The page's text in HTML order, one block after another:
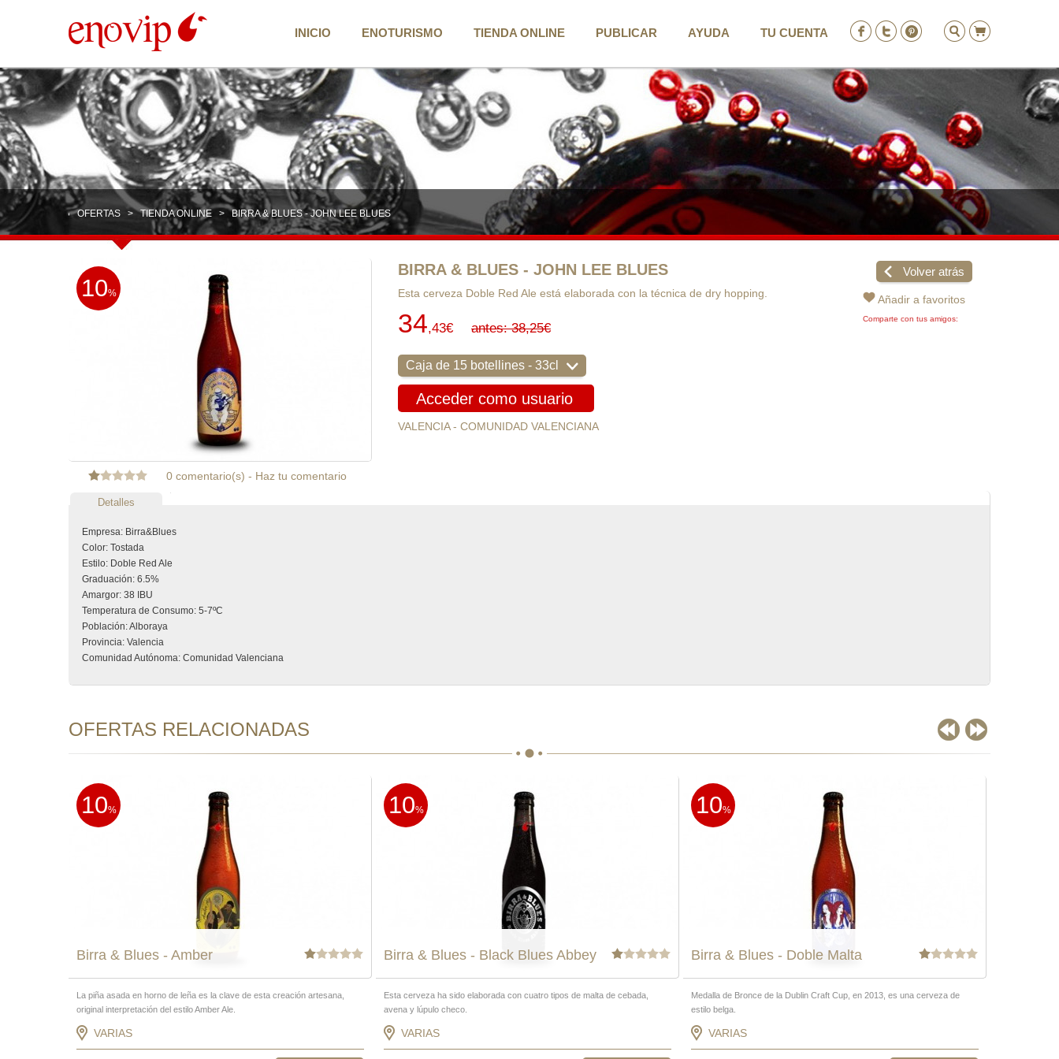
INICIO ENOTURISMO TIENDA ONLINE PUBLICAR AYUDA TU CUENTA
ENTRAR
REGISTRO
OFERTAS >TIENDA ONLINE > BIRRA & BLUES - JOHN LEE BLUES
10%
0 comentario(s) - Haz tu comentario
BIRRA & BLUES - JOHN LEE BLUES
Esta cerveza Doble Red Ale está elaborada con la técnica de dry hopping.
34,43€ antes: 38,25€
Caja de 15 botellines - 33cl
Acceder como usuario
VALENCIA - COMUNIDAD VALENCIANA
Volver atrás
Añadir a favoritos
Comparte con tus amigos:
Detalles
Empresa: Birra&Blues
Color: Tostada
Estilo: Doble Red Ale
Graduación: 6.5%
Amargor: 38 IBU
Temperatura de Consumo: 5-7ºC
Población: Alboraya
Provincia: Valencia
Comunidad Autónoma: Comunidad Valenciana
OFERTAS RELACIONADAS
10%
Birra & Blues - Amber
La piña asada en horno de leña es la clave de esta creación artesana,
original interpretación del estilo Amber Ale.
VARIAS
10%
Birra & Blues - Black Blues Abbey
Esta cerveza ha sido elaborada con cuatro tipos de malta de cebada,
avena y lúpulo checo.
VARIAS
10%
Birra & Blues - Doble Malta
Medalla de Bronce de la Dublin Craft Cup, en 2013, es una cerveza de
estilo belga.
VARIAS